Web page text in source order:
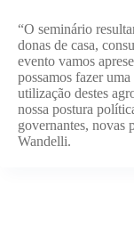
“O seminário
donas de casa,
evento vamos
possamos fazer
utilização destes
nossa postura
governantes, novas
Wandelli.